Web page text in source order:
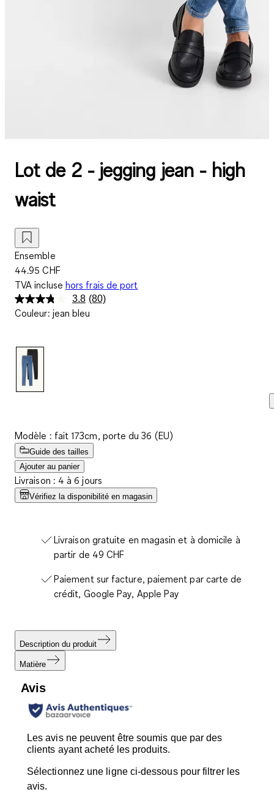
Lot de 2 - jegging jean - high
waist
Ensemble
44.95 CHF
TVA incluse hors frais de port
3.8 Lire
80
(80)
Couleur: jean bleu
Modèle : fait 173cm, porte du 36 (EU)
Guide des tailles
Ajouter au panier
Livraison : 4 à 6 jours
Vérifiez la disponibilité en magasin
Livraison gratuite en magasin et à domicile à
partir de 49 CHF
Paiement sur facture, paiement par carte de
crédit, Google Pay, Apple Pay
Description du produit
Matière
Avis
Les avis ne peuvent être soumis que par des
clients ayant acheté les produits.
Sélectionnez une ligne ci-dessous pour filtrer les
avis.